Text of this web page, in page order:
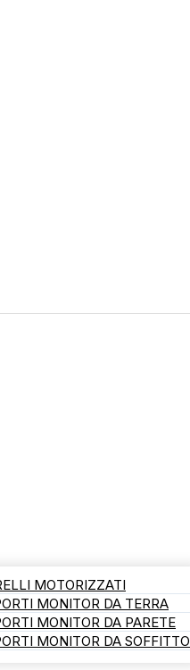
MOTORIZZATI
MONITOR DA TERRA
MONITOR DA PARETE
MONITOR DA SOFFITTO